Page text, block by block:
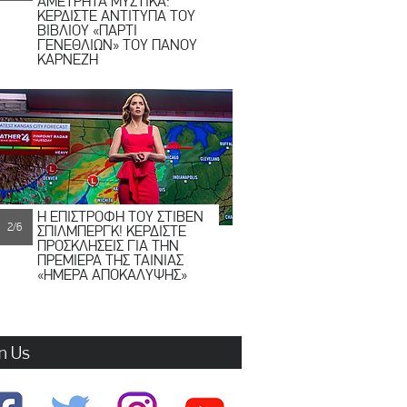
ΚΕΡΔΙΣΤΕ ΑΝΤΙΤΥΠΑ ΤΟΥ
ΒΙΒΛΙΟΥ «ΠΑΡΤΙ
ΓΕΝΕΘΛΙΩΝ» ΤΟΥ ΠΑΝΟΥ
ΚΑΡΝΕΖΗ
2/6
Η ΕΠΙΣΤΡΟΦΗ ΤΟΥ ΣΤΙΒΕΝ
ΣΠΙΛΜΠΕΡΓΚ! ΚΕΡΔΙΣΤΕ
ΠΡΟΣΚΛΗΣΕΙΣ ΓΙΑ ΤΗΝ
ΠΡΕΜΙΕΡΑ ΤΗΣ ΤΑΙΝΙΑΣ
«ΗΜΕΡΑ ΑΠΟΚΑΛΥΨΗΣ»
Us